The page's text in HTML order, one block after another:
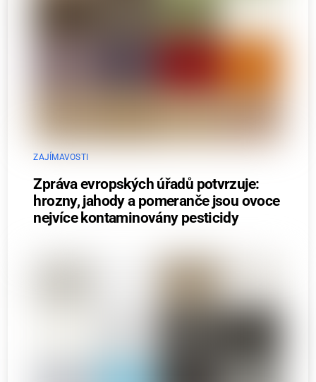
ZAJÍMAVOSTI
Zpráva evropských úřadů potvrzuje:
hrozny, jahody a pomeranče jsou ovoce
nejvíce kontaminovány pesticidy